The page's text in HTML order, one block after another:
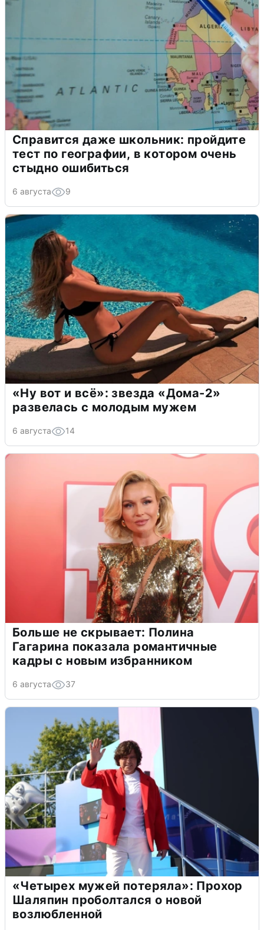
Справится даже школьник: пройдите
тест по географии, в котором очень
стыдно ошибиться
6 августа 9
«Ну вот и всё»: звезда «Дома-2»
развелась с молодым мужем
6 августа 14
Больше не скрывает: Полина
Гагарина показала романтичные
кадры с новым избранником
6 августа 37
«Четырех мужей потеряла»: Прохор
Шаляпин проболтался о новой
возлюбленной